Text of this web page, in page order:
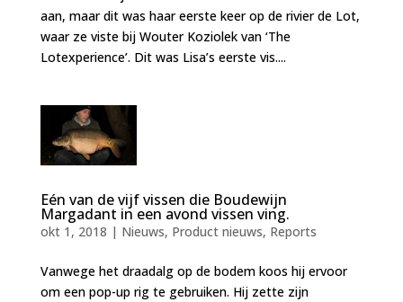
aan, maar dit was haar eerste keer op de rivier de Lot,
waar ze viste bij Wouter Koziolek van ‘The
Lotexperience’. Dit was Lisa’s eerste vis....
Eén van de vijf vissen die Boudewijn
Margadant in een avond vissen ving.
okt 1, 2018 | Nieuws, Product nieuws, Reports
Vanwege het draadalg op de bodem koos hij ervoor
om een pop-up rig te gebruiken. Hij zette zijn